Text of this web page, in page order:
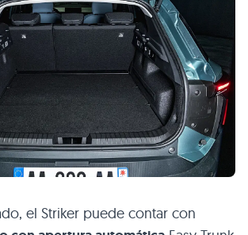
el Striker puede contar con